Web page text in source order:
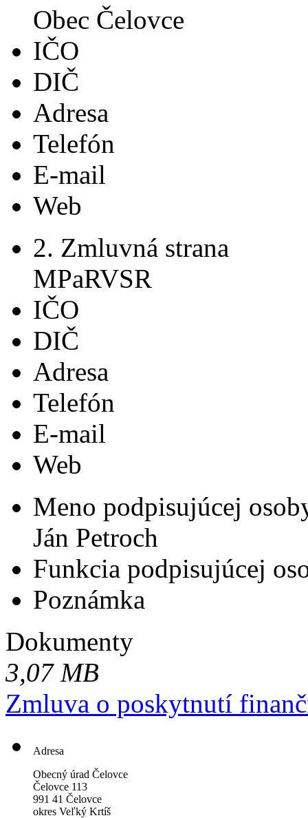
Obec Čelovce
IČO
DIČ
Adresa
Telefón
E-mail
Web
2. Zmluvná strana
MPaRVSR
IČO
DIČ
Adresa
Telefón
E-mail
Web
Meno podpisujúcej
Ján Petroch
Funkcia podpisujúcej
Poznámka
Dokumenty
3,07 MB
Zmluva o poskytnutí
Adresa
Obecný úrad Čelovce
Čelovce 113
991 41 Čelovce
okres Veľký Krtíš